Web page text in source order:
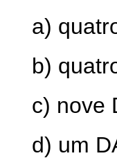
a)
b)
c) nove
d) um